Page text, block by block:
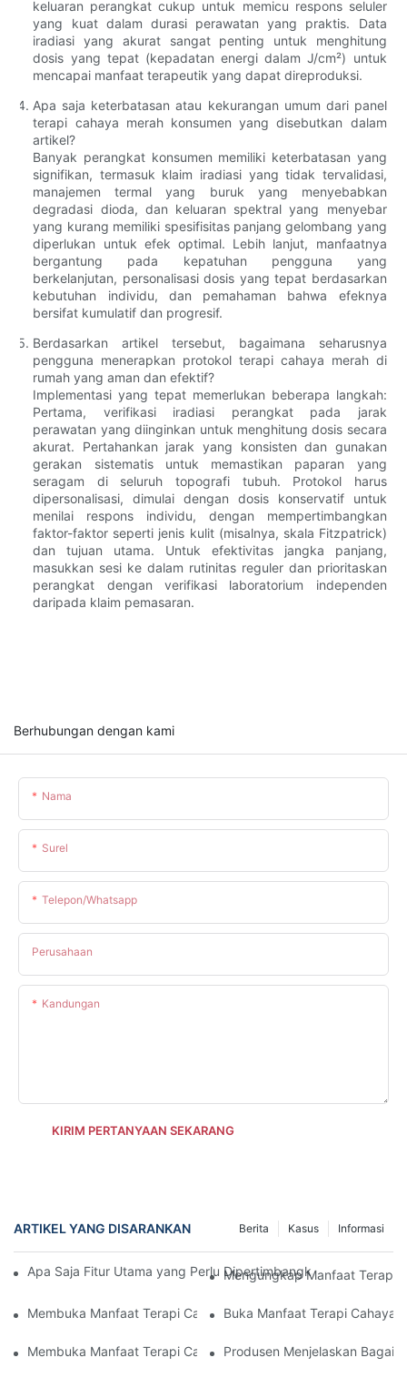
keluaran perangkat cukup untuk memicu respons seluler
yang kuat dalam durasi perawatan yang praktis. Data
iradiasi yang akurat sangat penting untuk menghitung
dosis yang tepat (kepadatan energi dalam J/cm²) untuk
mencapai manfaat terapeutik yang dapat direproduksi.
Apa saja keterbatasan atau kekurangan umum dari panel
terapi cahaya merah konsumen yang disebutkan dalam
artikel?
Banyak perangkat konsumen memiliki keterbatasan yang
signifikan, termasuk klaim iradiasi yang tidak tervalidasi,
manajemen termal yang buruk yang menyebabkan
degradasi dioda, dan keluaran spektral yang menyebar
yang kurang memiliki spesifisitas panjang gelombang yang
diperlukan untuk efek optimal. Lebih lanjut, manfaatnya
bergantung pada kepatuhan pengguna yang
berkelanjutan, personalisasi dosis yang tepat berdasarkan
kebutuhan individu, dan pemahaman bahwa efeknya
bersifat kumulatif dan progresif.
Berdasarkan artikel tersebut, bagaimana seharusnya
pengguna menerapkan protokol terapi cahaya merah di
rumah yang aman dan efektif?
Implementasi yang tepat memerlukan beberapa langkah:
Pertama, verifikasi iradiasi perangkat pada jarak
perawatan yang diinginkan untuk menghitung dosis secara
akurat. Pertahankan jarak yang konsisten dan gunakan
gerakan sistematis untuk memastikan paparan yang
seragam di seluruh topografi tubuh. Protokol harus
dipersonalisasi, dimulai dengan dosis konservatif untuk
menilai respons individu, dengan mempertimbangkan
faktor-faktor seperti jenis kulit (misalnya, skala Fitzpatrick)
dan tujuan utama. Untuk efektivitas jangka panjang,
masukkan sesi ke dalam rutinitas reguler dan prioritaskan
perangkat dengan verifikasi laboratorium independen
daripada klaim pemasaran.
Berhubungan dengan kami
Nama
Surel
Telepon/whatsapp
Perusahaan
Kandungan
KIRIM PERTANYAAN SEKARANG
ARTIKEL YANG DISARANKAN Informasi
Kasus
Berita
Apa Saja Fitur Utama yang Perlu Dipertimbangkan Saat
Mengungkap Manfaat Terapi
Membuka Manfaat Terapi Cahaya Merah dengan Panel LED
Buka Manfaat Terapi Cahaya
Membuka Manfaat Terapi Cahaya Merah dengan Panel LED
Produsen Menjelaskan